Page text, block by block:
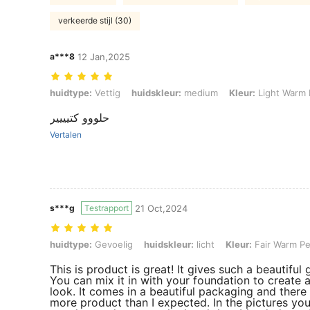
verkeerde stijl (30)
a***8 12 Jan,2025
huidtype: Vettig, huidskleur: medium, Kleur: Light Warm Peach,
huidtype: Vettig huidskleur: medium Kleur: Light Warm
حلووو كتيييير
Vertalen
s***g Testrapport 21 Oct,2024
huidtype: Gevoelig, huidskleur: licht, Kleur: Fair Warm Peach, Maat:
huidtype: Gevoelig huidskleur: licht Kleur: Fair Warm
This is product is great! It gives such a beautiful
You can mix it in with your foundation to create
look. It comes in a beautiful packaging and there
more product than I expected. In the pictures